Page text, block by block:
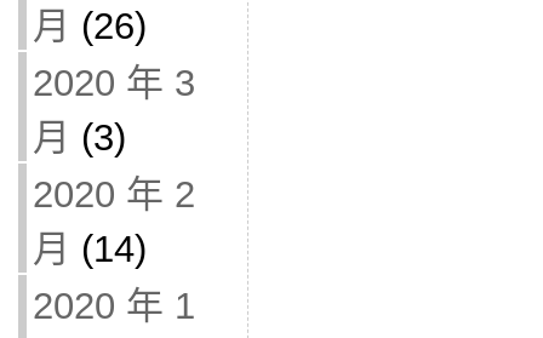
月 (26)
2020 年 3
月 (3)
2020 年 2
月 (14)
2020 年 1